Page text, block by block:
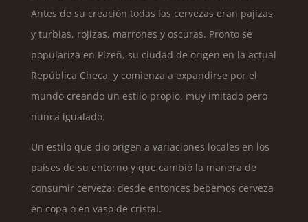
Antes de su creación todas las cervezas eran pajizas
y turbias, rojizas, marrones y oscuras. Pronto se
populariza en Plzeň, su ciudad de origen en la actual
República Checa, y comienza a expandirse por el
mundo creando un estilo propio, muy imitado pero
nunca igualado.
Un estilo que dio origen a variaciones locales en los
países de su entorno y que cambió la manera de
consumir cerveza: desde entonces bebemos cerveza
en copa o en vaso de cristal.